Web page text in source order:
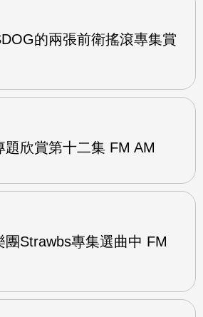
的兩張前衛搖滾專集賞
題欣賞第十二集 FM AM
團Strawbs專集選曲中 FM